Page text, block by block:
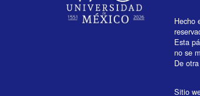
Hecho
Esta
no se
De
Sitio